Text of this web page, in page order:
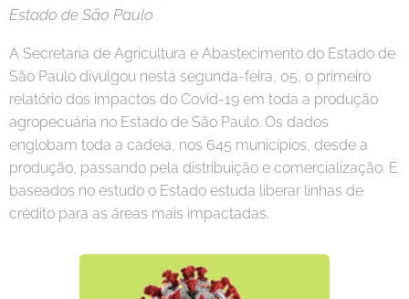
Estado de São Paulo
A Secretaria de Agricultura e Abastecimento do Estado de
São Paulo divulgou nesta segunda-feira, 05, o primeiro
relatório dos impactos do Covid-19 em toda a produção
agropecuária no Estado de São Paulo. Os dados
englobam toda a cadeia, nos 645 municípios, desde a
produção, passando pela distribuição e comercialização. E
baseados no estudo o Estado estuda liberar linhas de
crédito para as áreas mais impactadas.